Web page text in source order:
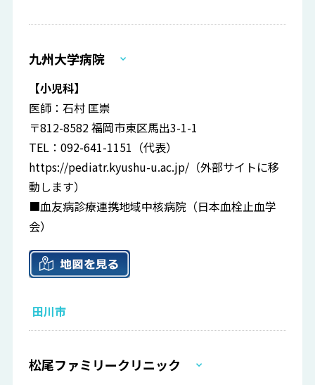
九州大学病院
【小児科】
医師：石村 匡崇
〒812-8582 福岡市東区馬出3-1-1
TEL：092-641-1151（代表）
https://pediatr.kyushu-u.ac.jp/ （外部サイトに移
動します）
■血友病診療連携地域中核病院（日本血栓止血学
会）
田川市
松尾ファミリークリニック